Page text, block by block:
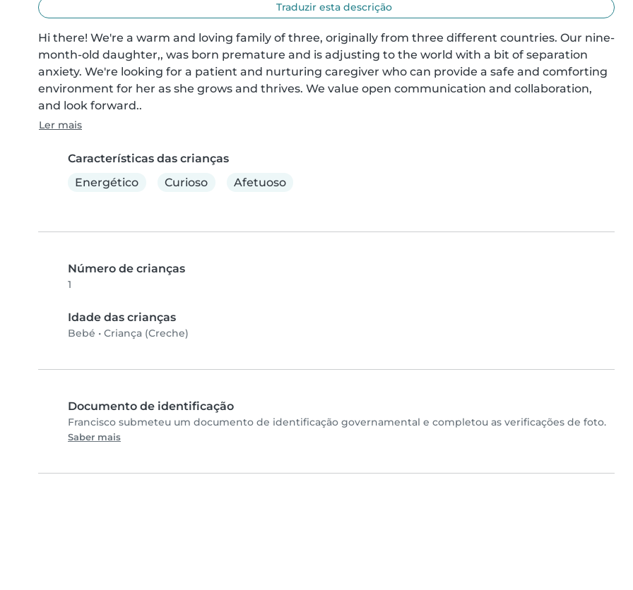
Traduzir esta descrição
Hi there! We're a warm and loving family of three, originally from three different countries. Our nine-
month-old daughter,, was born premature and is adjusting to the world with a bit of separation
anxiety. We're looking for a patient and nurturing caregiver who can provide a safe and comforting
environment for her as she grows and thrives. We value open communication and collaboration,
and look forward..
Ler mais
Características das crianças
Energético
Curioso Afetuoso
Número de crianças
1
Idade das crianças
Bebé • Criança (Creche)
Documento de identificação
Francisco submeteu um documento de identificação governamental e completou as verificações de foto.
Saber mais